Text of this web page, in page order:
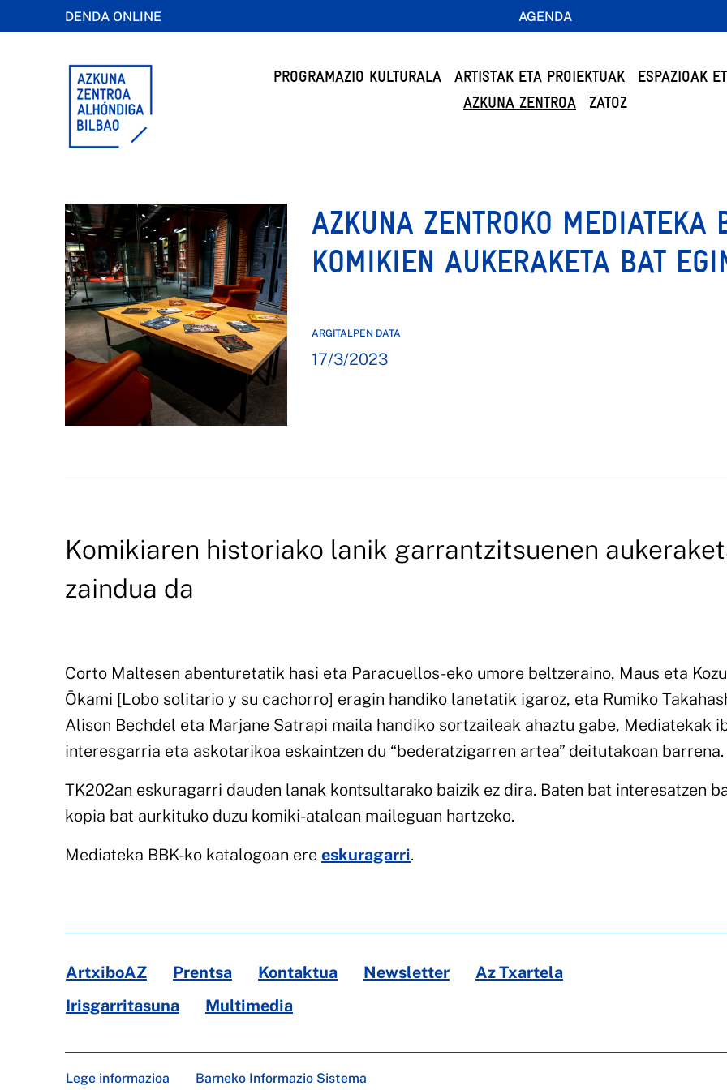
DENDA ONLINE AGENDA
PROGRAMAZIO KULTURALA ARTISTAK ETA PROIEKTUAK
ESPAZIOAK
AZKUNA ZENTROA
ZATOZ
AZKUNA ZENTROKO MEDIATEKA
KOMIKIEN AUKERAKETA BAT
ARGITALPEN DATA
17/3/2023
Komikiaren historiako lanik garrantzitsuenen
zaindua da
Corto Maltesen abenturetatik hasi eta Paracuellos-eko umore beltzeraino, Maus eta
Ōkami [Lobo solitario y su cachorro] eragin handiko lanetatik igaroz, eta Rumiko
Alison Bechdel eta Marjane Satrapi maila handiko sortzaileak ahaztu gabe, Mediatekak
interesgarria eta askotarikoa eskaintzen du “bederatzigarren artea” deitutakoan barrena.
TK202an eskuragarri dauden lanak kontsultarako baizik ez dira. Baten bat interesatzen
kopia bat aurkituko duzu komiki-atalean maileguan hartzeko.
Mediateka BBK-ko katalogoan ere eskuragarri.
ArtxiboAZ Prentsa Kontaktua Newsletter
Az Txartela
Irisgarritasuna
Multimedia
Lege informazioa Barneko Informazio Sistema